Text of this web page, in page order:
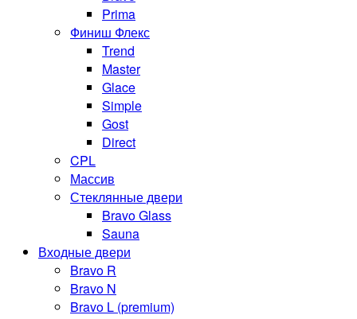
Prima
Финиш Флекс
Trend
Master
Glace
Simple
Gost
Direct
CPL
Массив
Стеклянные двери
Bravo Glass
Sauna
Входные двери
Bravo R
Bravo N
Bravo L (premium)